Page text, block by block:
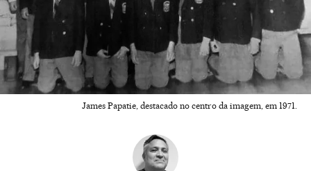
James Papatie, destacado no centro da imagem, em 1971.